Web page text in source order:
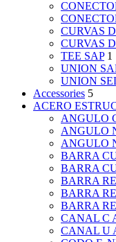
CURVAS
CURVAS
TEE SAP 1
UNION
UNION
Accessories 5
ACERO
ANGULO
ANGULO
ANGULO
BARRA
BARRA
BARRA
BARRA
BARRA
CANAL C
CANAL U